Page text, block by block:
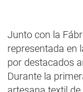
Junto con la
representada en
por destacados
Durante la